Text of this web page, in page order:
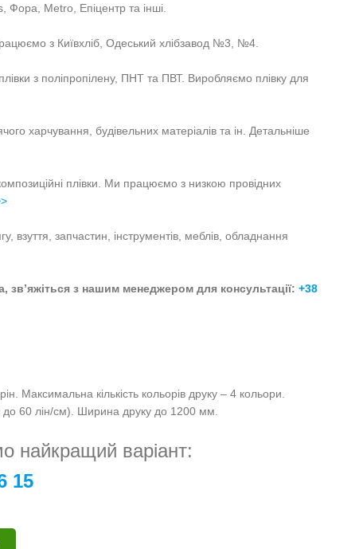
Metro, Епіцентр та інші.
з Київхліб, Одеський хлібзавод №3, №4.
з поліпропілену, ПНТ та ПВТ. Виробляємо плівку для
харчування, будівельних матеріалів та ін. Детальніше
плівки. Ми працюємо з низкою провідних
взуття, запчастин, інструментів, меблів, обладнання
зв’яжіться з нашим менеджером для консультації: +38
Максимальна кількість кольорів друку – 4 кольори.
до 60 лін/см). Ширина друку до 1200 мм.
найкращий варіант:
15